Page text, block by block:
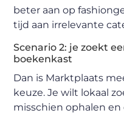
beter aan op
tijd aan irrelevante
Scenario 2: je zoekt
boekenkast
Dan is Marktplaats
keuze. Je wilt lokaal
misschien ophalen